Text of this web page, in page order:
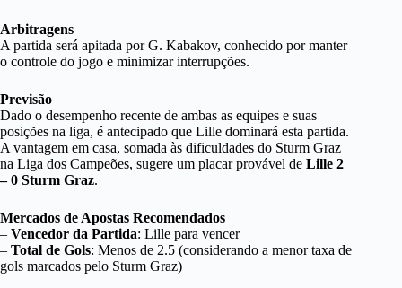
Arbitragens
A partida será apitada por G. Kabakov, conhecido por manter
o controle do jogo e minimizar interrupções.
Previsão
Dado o desempenho recente de ambas as equipes e suas
posições na liga, é antecipado que Lille dominará esta partida.
A vantagem em casa, somada às dificuldades do Sturm Graz
na Liga dos Campeões, sugere um placar provável de Lille 2
– 0 Sturm Graz.
Mercados de Apostas Recomendados
– Vencedor da Partida: Lille para vencer
– Total de Gols: Menos de 2.5 (considerando a menor taxa de
gols marcados pelo Sturm Graz)